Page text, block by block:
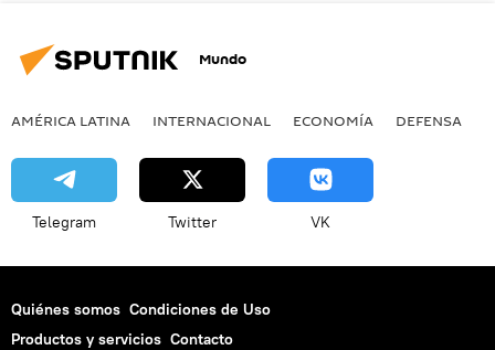
Mundo
AMÉRICA LATINA INTERNACIONAL ECONOMÍA DEFENSA
Telegram Twitter VK
Quiénes somos Condiciones de Uso
Productos y servicios Contacto